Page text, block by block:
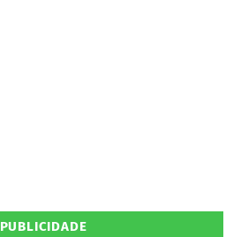
PUBLICIDADE